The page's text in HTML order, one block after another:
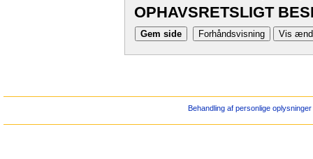
OPHAVSRETSLIGT
Behandling af personlige oplysninger